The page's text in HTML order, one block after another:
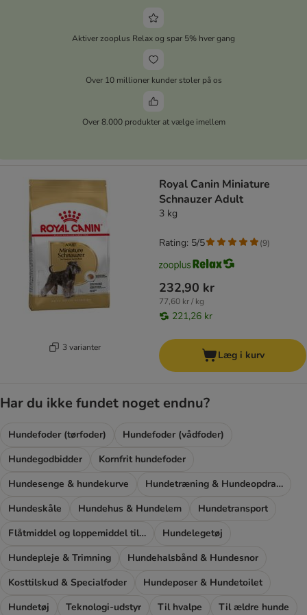
Aktiver zooplus Relax og spar 5% hver gang
Over 10 millioner kunder stoler på os
Over 8.000 produkter at vælge imellem
3 varianter
Royal Canin Miniature
Schnauzer Adult
3 kg
232,90 kr
77,60 kr / kg
221,26 kr
Rating: 5/5 (9)
Læg i kurv
Har du ikke fundet noget endnu?
Hundefoder (tørfoder)
Hundefoder (vådfoder)
Hundegodbidder
Kornfrit hundefoder
Hundesenge & hundekurve
Hundetræning & Hundeopdragelse
Hundeskåle
Hundehus & Hundelem
Hundetransport
Flåtmiddel og loppemiddel til hunde
Hundelegetøj
Hundepleje & Trimning
Hundehalsbånd & Hundesnor
Kosttilskud & Specialfoder
Hundeposer & Hundetoilet
Hundetøj
Teknologi-udstyr Til hvalpe
Til ældre hunde